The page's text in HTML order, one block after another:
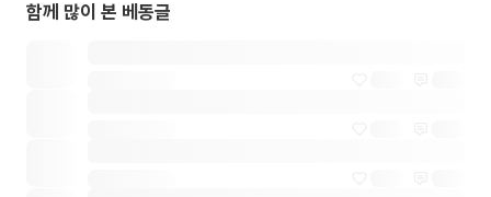
함께 많이 본 베동글